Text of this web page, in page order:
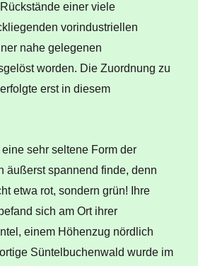
einer viele
vorindustriellen
nahe gelegenen
worden. Die Zuordnung zu
erst in diesem
sehr seltene Form der
äußerst spannend finde, denn
etwa rot, sondern grün! Ihre
sich am Ort ihrer
einem Höhenzug nördlich
Süntelbuchenwald wurde im